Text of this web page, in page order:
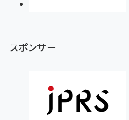
スポンサー